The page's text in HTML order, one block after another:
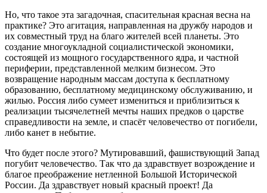
Но, что такое эта загадочная, спасительная красная весна на
практике? Это агитация, направленная на дружбу народов и
их совместный труд на благо жителей всей планеты. Это
создание многоукладной социалистической экономики,
состоящей из мощного государственного ядра, и частной
периферии, представленной мелким бизнесом. Это
возвращение народным массам доступа к бесплатному
образованию, бесплатному медицинскому обслуживанию, и
жилью. Россия либо сумеет измениться и приблизиться к
реализации тысячелетней мечты наших предков о царстве
справедливости на земле, и спасёт человечество от погибели,
либо канет в небытие.
Что будет после этого? Мутировавший, фашиствующий Запад
погубит человечество. Так что да здравствует возрождение и
благое преображение нетленной Большой Исторической
России. Да здравствует новый красный проект! Да